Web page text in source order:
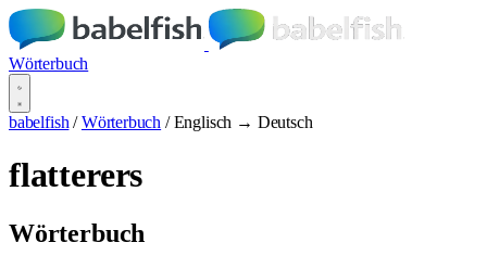
Wörterbuch
babelfish / Wörterbuch / Englisch → Deutsch
flatterers
Wörterbuch